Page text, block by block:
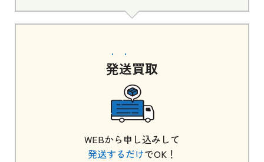
発送買取
WEBから申し込みして
発送するだけでOK！